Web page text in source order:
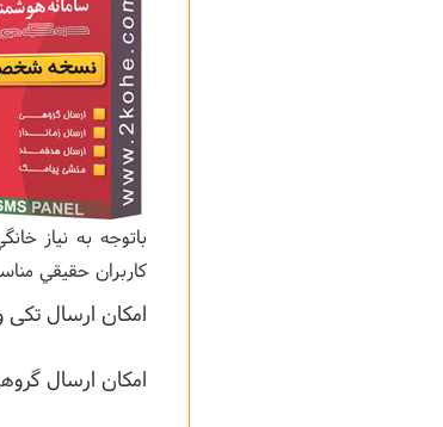
باتوجه به نياز
كاربران حقيقي
امکان ارسال تکی
امکان ارسال